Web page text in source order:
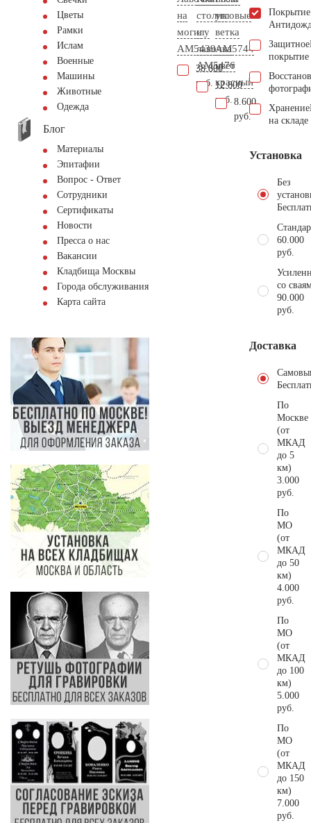
Цветы
Рамки
Ислам
Военные
Машины
Животные
Одежда
Блог
Материалы
Эпитафии
Вопрос - Ответ
Сотрудники
Сертификаты
Новости
Пресса о нас
Вакансии
Кладбища Москвы
Города обслуживания
Карта сайта
на
могилу
AM5439
38.800
руб.
столик
и
лавочка
АМ5476
12.800
руб.
угловые
ветка
AM5744
цвет
красный
8.600
руб.
Покрытие
Защитное
покрытие
Хранение
на складе
Установка
Без
60.000
руб.
со
90.000
руб.
Доставка
По
Москве
(от
МКАД
до 5
км)
3.000
руб.
По
МО
(от
МКАД
до 50
км)
4.000
руб.
По
МО
(от
МКАД
до 100
км)
5.000
руб.
По
МО
(от
МКАД
до 150
км)
7.000
руб.